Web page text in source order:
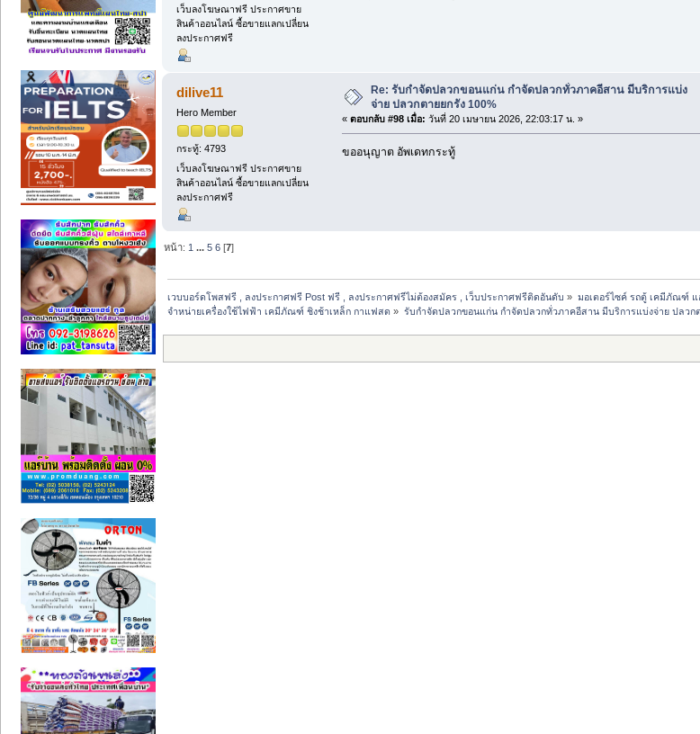
เว็บลงโฆษณาฟรี ประกาศขาย
สินค้าออนไลน์ ซื้อขายแลกเปลี่ยน
ลงประกาศฟรี
dilive11
Hero Member
กระทู้: 4793
เว็บลงโฆษณาฟรี ประกาศขาย
สินค้าออนไลน์ ซื้อขายแลกเปลี่ยน
ลงประกาศฟรี
Re: รับกำจัดปลวกขอนแก่น กำจัดปลวกทั่วภาคอีสาน มีบริการแบ่ง
จ่าย ปลวกตายยกรัง 100%
« ตอบกลับ #98 เมื่อ: วันที่ 20 เมษายน 2026, 22:03:17 น. »
ขออนุญาต อัพเดทกระทู้
หน้า: 1 ...5 6 [7]
เวบบอร์ดโพสฟรี , ลงประกาศฟรี Post ฟรี , ลงประกาศฟรีไม่ต้องสมัคร , เว็บประกาศฟรีติดอันดับ » มอเตอร์ไซค์ รถตู้ เคมีภัณฑ์
จำหน่ายเครื่องใช้ไฟฟ้า เคมีภัณฑ์ ชิงช้าเหล็ก กาแฟสด » รับกำจัดปลวกขอนแก่น กำจัดปลวกทั่วภาคอีสาน มีบริการแบ่งจ่าย ปลวก